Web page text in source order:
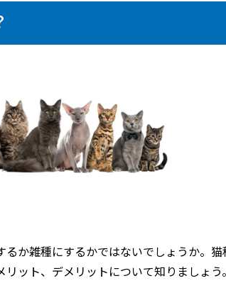
か雑種にするかではないでしょうか。
ット、デメリットについて知りましょう。